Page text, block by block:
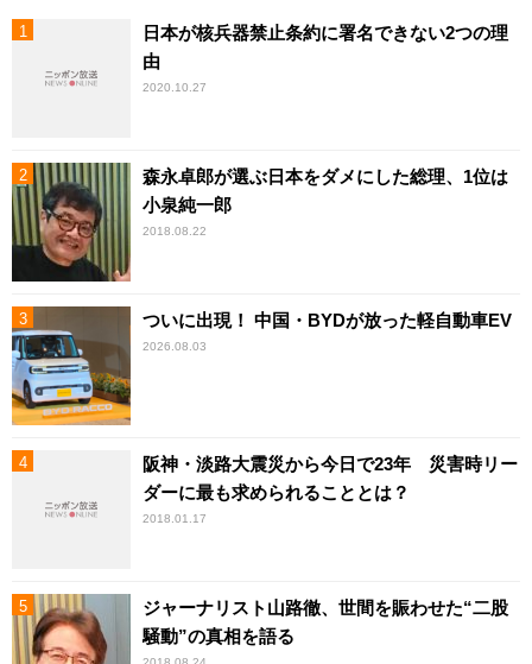
日本が核兵器禁止条約に署名できない2つの理
由
2020.10.27
森永卓郎が選ぶ日本をダメにした総理、1位は
小泉純一郎
2018.08.22
ついに出現！ 中国・BYDが放った軽自動車EV
2026.08.03
阪神・淡路大震災から今日で23年 災害時リー
ダーに最も求められることとは？
2018.01.17
ジャーナリスト山路徹、世間を賑わせた“二股
騒動”の真相を語る